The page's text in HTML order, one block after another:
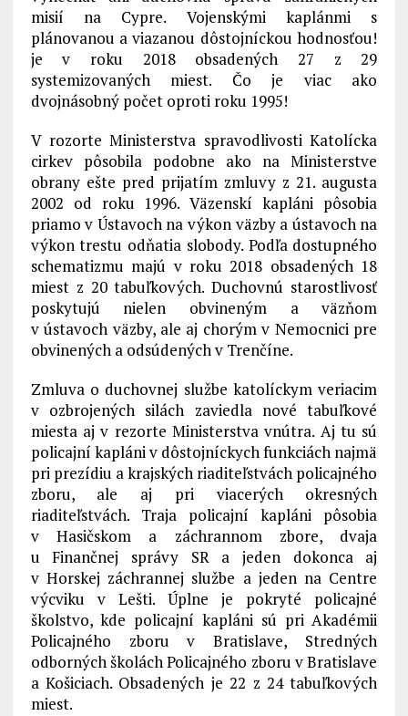
misií na Cypre. Vojenskými kaplánmi s
plánovanou a viazanou dôstojníckou hodnosťou!
je v roku 2018 obsadených 27 z 29
systemizovaných miest. Čo je viac ako
dvojnásobný počet oproti roku 1995!
V rozorte Ministerstva spravodlivosti Katolícka
cirkev pôsobila podobne ako na Ministerstve
obrany ešte pred prijatím zmluvy z 21. augusta
2002 od roku 1996. Väzenskí kapláni pôsobia
priamo v Ústavoch na výkon väzby a ústavoch na
výkon trestu odňatia slobody. Podľa dostupného
schematizmu majú v roku 2018 obsadených 18
miest z 20 tabuľkových. Duchovnú starostlivosť
poskytujú nielen obvineným a väzňom
v ústavoch väzby, ale aj chorým v Nemocnici pre
obvinených a odsúdených v Trenčíne.
Zmluva o duchovnej službe katolíckym veriacim
v ozbrojených silách zaviedla nové tabuľkové
miesta aj v rezorte Ministerstva vnútra. Aj tu sú
policajní kapláni v dôstojníckych funkciách najmä
pri prezídiu a krajských riaditeľstvách policajného
zboru, ale aj pri viacerých okresných
riaditeľstvách. Traja policajní kapláni pôsobia
v Hasičskom a záchrannom zbore, dvaja
u Finančnej správy SR a jeden dokonca aj
v Horskej záchrannej službe a jeden na Centre
výcviku v Lešti. Úplne je pokryté policajné
školstvo, kde policajní kapláni sú pri Akadémii
Policajného zboru v Bratislave, Stredných
odborných školách Policajného zboru v Bratislave
a Košiciach. Obsadených je 22 z 24 tabuľkových
miest.